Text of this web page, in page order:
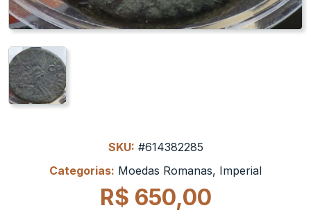
SKU: #614382285
Categorias: Moedas Romanas, Imperial
R$ 650,00